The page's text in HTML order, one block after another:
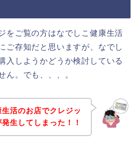
をご覧の方はなでしこ健康生活
ご存知だと思いますが、なでし
入しようかどうか検討している
ん。でも、、、。
活のお店でクレジッ
生してしまった！！